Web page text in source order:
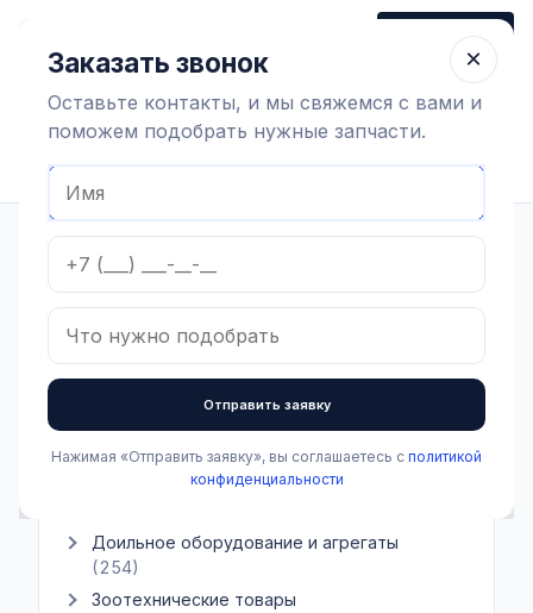
Заказать звонок
Микроклимат
Все категории
Доильная аппаратура и запчасти
Показать подкатегории Доильное оборудование и агрегаты
Доильное оборудование и агрегаты
(254)
Зоотехнические товары
×
Заказать звонок
Оставьте контакты, и мы свяжемся с вами и
поможем подобрать нужные запчасти.
Отправить заявку
Нажимая «Отправить заявку», вы соглашаетесь с политикой
конфиденциальности